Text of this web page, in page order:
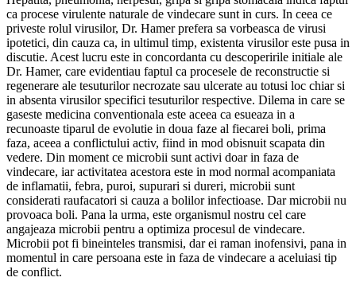
ca procese virulente naturale de vindecare sunt in curs. In ceea ce
priveste rolul virusilor, Dr. Hamer prefera sa vorbeasca de virusi
ipotetici, din cauza ca, in ultimul timp, existenta virusilor este pusa in
discutie. Acest lucru este in concordanta cu descoperirile initiale ale
Dr. Hamer, care evidentiau faptul ca procesele de reconstructie si
regenerare ale tesuturilor necrozate sau ulcerate au totusi loc chiar si
in absenta virusilor specifici tesuturilor respective. Dilema in care se
gaseste medicina conventionala este aceea ca esueaza in a
recunoaste tiparul de evolutie in doua faze al fiecarei boli, prima
faza, aceea a conflictului activ, fiind in mod obisnuit scapata din
vedere. Din moment ce microbii sunt activi doar in faza de
vindecare, iar activitatea acestora este in mod normal acompaniata
de inflamatii, febra, puroi, supurari si dureri, microbii sunt
considerati raufacatori si cauza a bolilor infectioase. Dar microbii nu
provoaca boli. Pana la urma, este organismul nostru cel care
angajeaza microbii pentru a optimiza procesul de vindecare.
Microbii pot fi bineinteles transmisi, dar ei raman inofensivi, pana in
momentul in care persoana este in faza de vindecare a aceluiasi tip
de conflict.